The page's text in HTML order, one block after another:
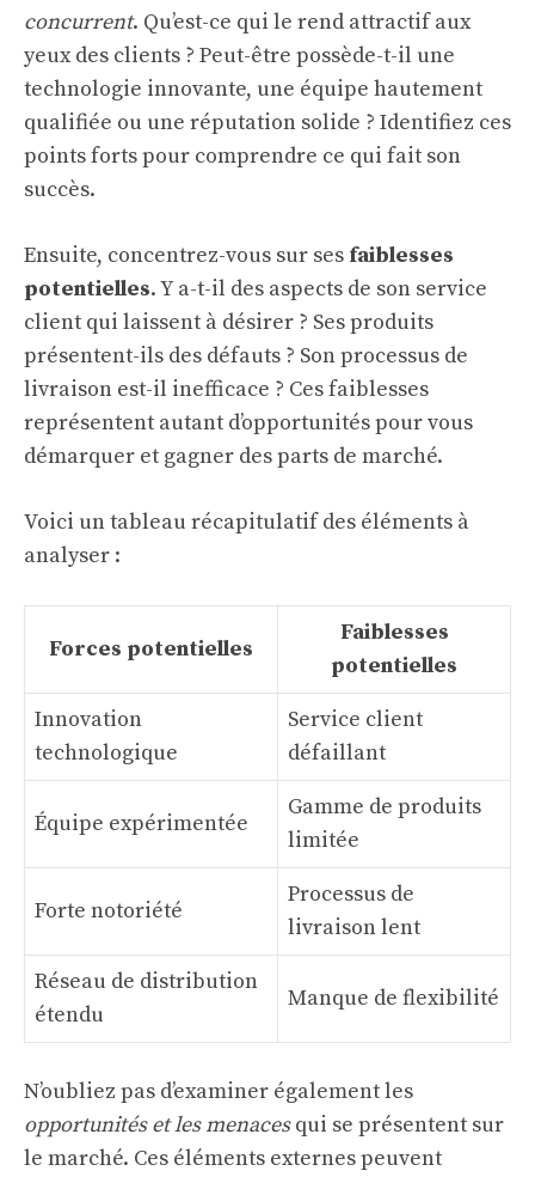
concurrent. Qu’est-ce qui le rend attractif aux
yeux des clients ? Peut-être possède-t-il une
technologie innovante, une équipe hautement
qualifiée ou une réputation solide ? Identifiez ces
points forts pour comprendre ce qui fait son
succès.
Ensuite, concentrez-vous sur ses faiblesses
potentielles. Y a-t-il des aspects de son service
client qui laissent à désirer ? Ses produits
présentent-ils des défauts ? Son processus de
livraison est-il inefficace ? Ces faiblesses
représentent autant d’opportunités pour vous
démarquer et gagner des parts de marché.
Voici un tableau récapitulatif des éléments à
analyser :
Forces potentielles
Faiblesses
potentielles
Innovation
technologique
Service client
défaillant
Équipe expérimentée
Gamme de produits
limitée
Forte notoriété
Processus de
livraison lent
Réseau de distribution
étendu
Manque de flexibilité
N’oubliez pas d’examiner également les
opportunités et les menacesqui se présentent sur
le marché. Ces éléments externes peuvent